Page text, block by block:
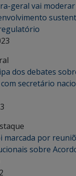
geral vai
dos debates
secretário
marcada por
sobre